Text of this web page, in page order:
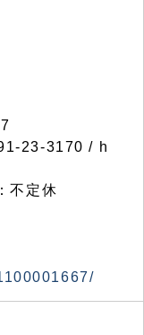
23-3170 / h
不定休